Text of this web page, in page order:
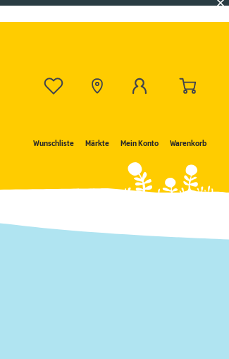
Wunschliste Märkte Mein Konto Warenkorb